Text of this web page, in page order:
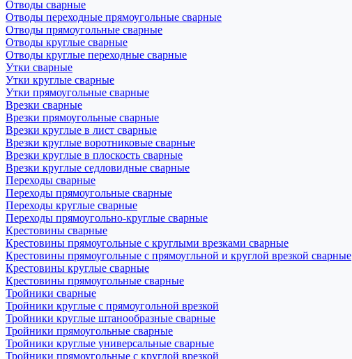
Отводы сварные
Отводы переходные прямоугольные сварные
Отводы прямоугольные сварные
Отводы круглые сварные
Отводы круглые переходные сварные
Утки сварные
Утки круглые сварные
Утки прямоугольные сварные
Врезки сварные
Врезки прямоугольные сварные
Врезки круглые в лист сварные
Врезки круглые воротниковые сварные
Врезки круглые в плоскость сварные
Врезки круглые седловидные сварные
Переходы сварные
Переходы прямоугольные сварные
Переходы круглые сварные
Переходы прямоугольно-круглые сварные
Крестовины сварные
Крестовины прямоугольные с круглыми врезками сварные
Крестовины прямоугольные с прямоугльной и круглой врезкой сварные
Крестовины круглые сварные
Крестовины прямоугольные сварные
Тройники сварные
Тройники круглые с прямоугольной врезкой
Тройники круглые штанообразные сварные
Тройники прямоугольные сварные
Тройники круглые универсальные сварные
Тройники прямоугольные с круглой врезкой